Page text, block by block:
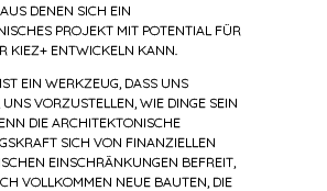
DENEN SICH EIN
PROJEKT MIT POTENTIAL FÜR
KIEZ+ ENTWICKELN KANN.
EIN WERKZEUG, DASS UNS
UNS VORZUSTELLEN, WIE DINGE SEIN
DIE ARCHITEKTONISCHE
SICH VON FINANZIELLEN
EINSCHRÄNKUNGEN BEFREIT,
VOLLKOMMEN NEUE BAUTEN, DIE